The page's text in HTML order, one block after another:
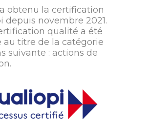
obtenu la certification
depuis novembre 2021.
qualité a été
au titre de la catégorie
suivante : actions de